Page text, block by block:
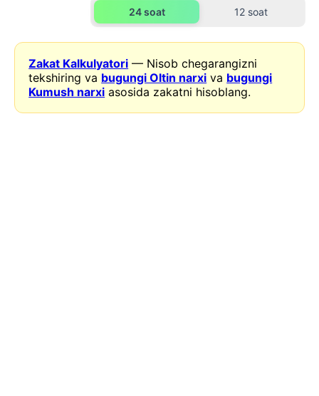
24 soat 12 soat
Zakat Kalkulyatori — Nisob chegarangizni
tekshiring va bugungi Oltin narxi va bugungi
Kumush narxi asosida zakatni hisoblang.